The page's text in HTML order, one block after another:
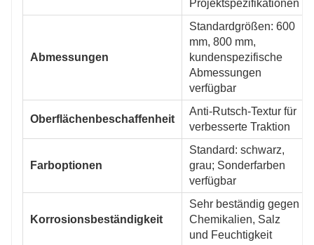
Projektspezifikationen
Abmessungen
Standardgrößen: 600
mm, 800 mm,
kundenspezifische
Abmessungen
verfügbar
Oberflächenbeschaffenheit
Anti-Rutsch-Textur für
verbesserte Traktion
Farboptionen
Standard: schwarz,
grau; Sonderfarben
verfügbar
Korrosionsbeständigkeit
Sehr beständig gegen
Chemikalien, Salz
und Feuchtigkeit